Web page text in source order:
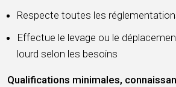
Respecte toutes les
Effectue le levage ou le
lourd selon les besoins
Qualifications minimales,